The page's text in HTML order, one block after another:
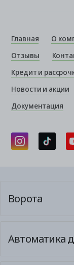
Главная О
Отзывы
Кредит и
Новости и акции
Документация
Ворота
Автоматика